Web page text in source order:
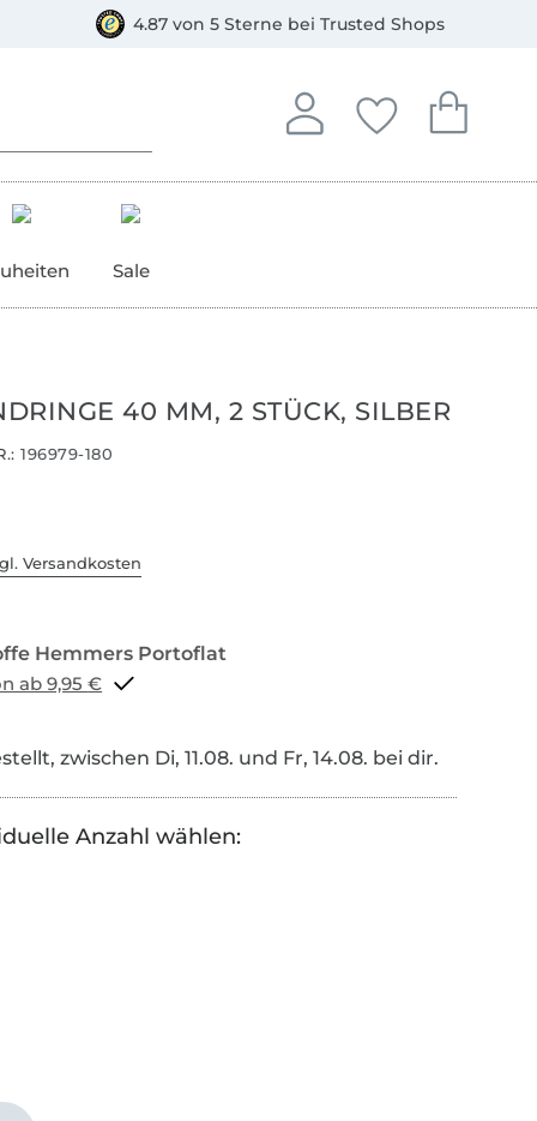
4.87 von 5 Sterne bei Trusted Shops
Anmelden
In deinem Konto
Deine
Du hast keine
Dein
Du hast
Sale
40 MM, 2 STÜCK, SILBER
196979-180
Versandkosten
Portoflat schon ab 9,95 €
zwischen Di, 11.08. und Fr, 14.08. bei dir.
Anzahl wählen: